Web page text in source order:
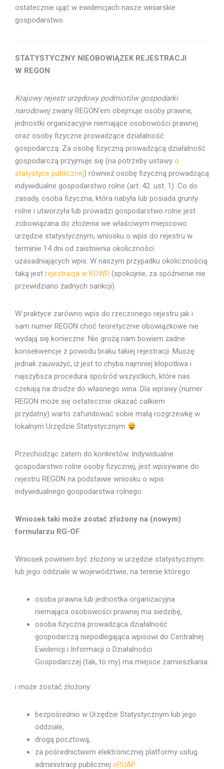
ostatecznie ująć w ewidencjach nasze winiarskie
gospodarstwo.
STATYSTYCZNY NIEOBOWIĄZEK REJESTRACJI
W REGON
Krajowy rejestr urzędowy podmiotów gospodarki
narodowejzwany REGON’em obejmuje osoby prawne,
jednostki organizacyjne niemające osobowości prawnej
oraz osoby fizyczne prowadzące działalność
gospodarczą. Za osobę fizyczną prowadzącą działalność
gospodarczą przyjmuje się (na potrzeby ustawy o
statystyce publicznej) również osobę fizyczną prowadzącą
indywidualne gospodarstwo rolne (art. 42. ust. 1). Co do
zasady, osoba fizyczna, która nabyła lub posiada grunty
rolne i utworzyła lub prowadzi gospodarstwo rolne jest
zobowiązana do złożenia we właściwym miejscowo
urzędzie statystycznym, wniosku o wpis do rejestru w
terminie 14 dni od zaistnienia okoliczności
uzasadniających wpis. W naszym przypadku okolicznością
taką jest rejestracja w KOWR (spokojnie, za spóźnienie nie
przewidziano żadnych sankcji).
W praktyce zarówno wpis do rzeczonego rejestru jak i
sam numer REGON choć teoretycznie obowiązkowe nie
wydają się konieczne. Nie grożą nam bowiem żadne
konsekwencje z powodu braku takiej rejestracji. Muszę
jednak zauważyć, iż jest to chyba najmniej kłopotliwa i
najszybsza procedura spośród wszystkich, które nas
czekają na drodze do własnego wina. Dla wprawy (numer
REGON może się ostatecznie okazać całkiem
przydatny) warto zafundować sobie małą rozgrzewkę w
lokalnym Urzędzie Statystycznym
Przechodząc zatem do konkretów. Indywidualne
gospodarstwo rolne osoby fizycznej, jest wpisywane do
rejestru REGON na podstawie wniosku o wpis
indywidualnego gospodarstwa rolnego.
Wniosek taki może zostać złożony na (nowym)
formularzu RG-OF.
Wniosek powinien być złożony w urzędzie statystycznym
lub jego oddziale w województwie, na terenie którego:
osoba prawna lub jednostka organizacyjna
niemająca osobowości prawnej ma siedzibę,
osoba fizyczna prowadząca działalność
gospodarczą niepodlegająca wpisowi do Centralnej
Ewidencji i Informacji o Działalności
Gospodarczej (tak, to my) ma miejsce zamieszkania.
i może zostać złożony:
bezpośrednio w Urzędzie Statystycznym lub jego
oddziale,
drogą pocztową,
za pośrednictwem elektronicznej platformy usług
administracji publicznej ePUAP